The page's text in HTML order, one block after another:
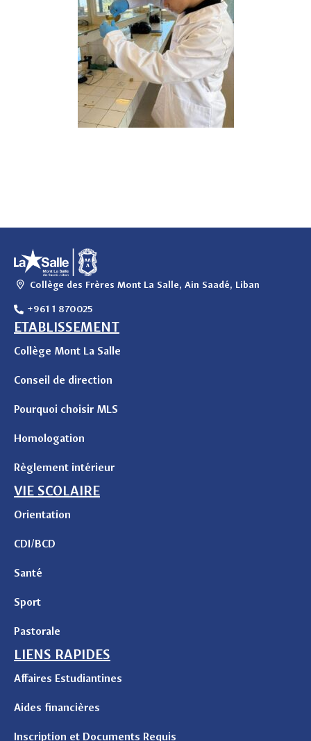
Collège des Frères Mont La Salle, Ain Saadé, Liban
+961 1 870025
ETABLISSEMENT
Collège Mont La Salle
Conseil de direction
Pourquoi choisir MLS
Homologation
Règlement intérieur
VIE SCOLAIRE
Orientation
CDI/BCD
Santé
Sport
Pastorale
LIENS RAPIDES
Affaires Estudiantines
Aides financières
Inscription et Documents Requis